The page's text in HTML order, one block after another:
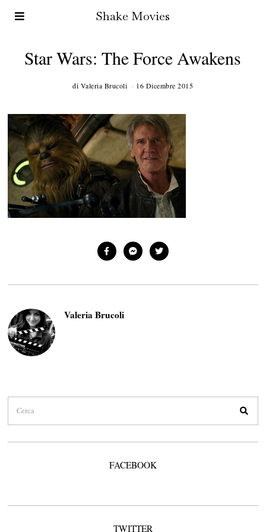
Shake Movies
Star Wars: The Force Awakens
di Valeria Brucoli 16 Dicembre 2015
Valeria Brucoli
FACEBOOK
TWITTER